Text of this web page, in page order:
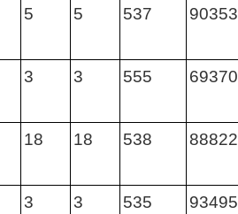
5 5 537 90353
3 3 555 69370
18 18 538 88822
3 3 535 93495